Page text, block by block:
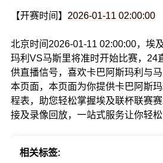
【开赛时间】 2026-01-11 02:00:00
北京时间2026-01-11 02:00:00，埃
玛利VS马斯里将准时开始比赛，24
供直播信号，喜欢卡巴阿斯玛利与
本页面，本页面为你提供卡巴阿斯
程表，助您轻松掌握埃及联杯联赛
接及录像回放，一站式服务让你轻松
相关标签: